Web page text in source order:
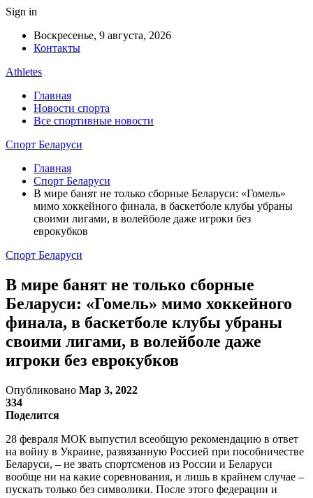
Sign in
Воскресенье, 9 августа, 2026
Контакты
Athletes
Главная
Новости спорта
Все спортивные новости
Спорт Беларуси
Главная
Спорт Беларуси
В мире банят не только сборные Беларуси: «Гомель»
мимо хоккейного финала, в баскетболе клубы убраны
своими лигами, в волейболе даже игроки без
еврокубков
Спорт Беларуси
В мире банят не только сборные
Беларуси: «Гомель» мимо хоккейного
финала, в баскетболе клубы убраны
своими лигами, в волейболе даже
игроки без еврокубков
Опубликовано Мар 3, 2022
334
Поделится
28 февраля МОК выпустил всеобщую рекомендацию в ответ
на войну в Украине, развязанную Россией при пособничестве
Беларуси, – не звать спортсменов из России и Беларуси
вообще ни на какие соревнования, и лишь в крайнем случае –
пускать только без символики. После этого федерации и